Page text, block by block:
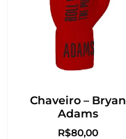
Chaveiro – Bryan
Adams
R$80,00